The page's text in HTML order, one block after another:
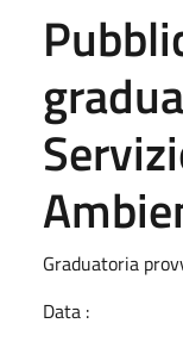
Graduatoria
Data :